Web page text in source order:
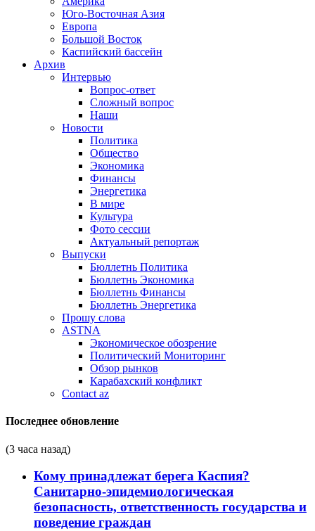
Юго-Восточная Азия
Европа
Большой Восток
Каспийский бассейн
Архив
Интервью
Вопрос-ответ
Сложный вопрос
Наши
Новости
Политика
Общество
Экономика
Финансы
Энергетика
В мире
Культура
Фото сессии
Актуальный репортаж
Выпуски
Бюллетнь Политика
Бюллетнь Экономика
Бюллетнь Финансы
Бюллетнь Энергетика
Прошу слова
ASTNA
Экономическое обозрение
Политический Мониторинг
Обзор рынков
Карабахский конфликт
Contact az
Последнее обновление
(3 часа назад)
Кому принадлежат берега Каспия?
Санитарно-эпидемиологическая
безопасность, ответственность государства и
поведение граждан